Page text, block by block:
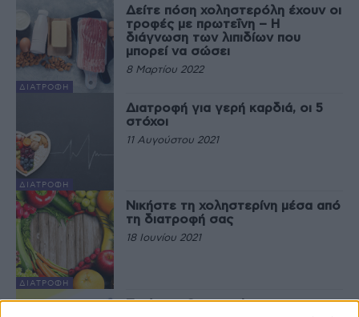
ΔΙΑΤΡΟΦΉ
Δείτε πόση χοληστερόλη έχουν οι
τροφές με πρωτεΐνη – Η
διάγνωση των λιπιδίων που
μπορεί να σώσει
8 Μαρτίου 2022
ΔΙΑΤΡΟΦΉ
Διατροφή για γερή καρδιά, οι 5
στόχοι
11 Αυγούστου 2021
ΔΙΑΤΡΟΦΉ
Νικήστε τη χοληστερίνη μέσα από
τη διατροφή σας
18 Ιουνίου 2021
Τι είναι η Οικογενής